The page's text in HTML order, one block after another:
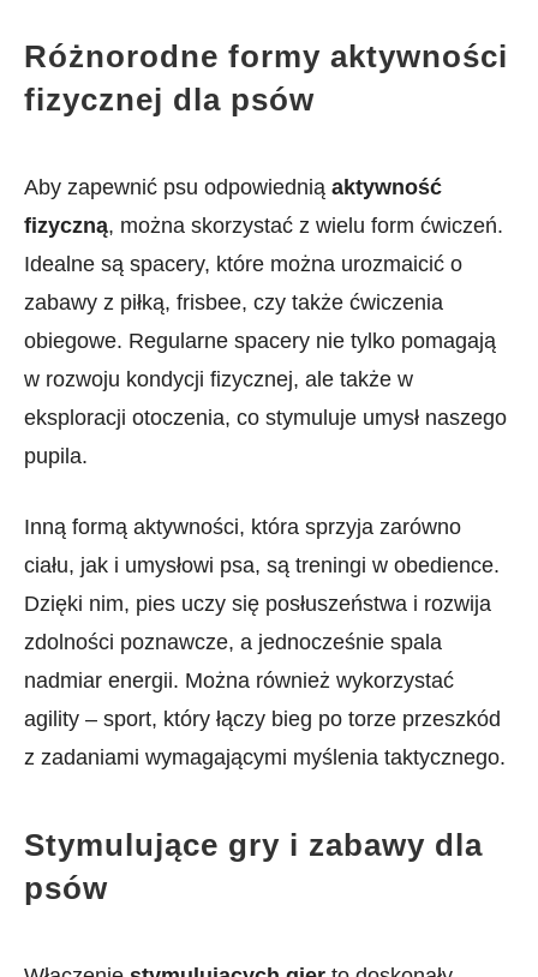
Różnorodne formy aktywności
fizycznej dla psów
Aby zapewnić psu odpowiednią aktywność
fizyczną, ⁣można skorzystać z wielu form ćwiczeń.⁣
Idealne są spacery, które można urozmaicić o
zabawy z piłką, frisbee, czy także ⁣ćwiczenia
obiegowe. Regularne spacery nie​ tylko‌ pomagają
w rozwoju kondycji fizycznej, ale także w
eksploracji otoczenia, co stymuluje ​umysł naszego
pupila.
Inną‌ formą aktywności, która sprzyja zarówno
ciału, jak i ​umysłowi psa, są ​treningi w⁢ obedience.
Dzięki nim, pies uczy się posłuszeństwa i rozwija
zdolności ​poznawcze, a jednocześnie spala
nadmiar energii. Można również wykorzystać
agility ‌– sport, ​który łączy​ bieg po torze przeszkód
z zadaniami wymagającymi myślenia taktycznego.
Stymulujące gry i zabawy dla
psów